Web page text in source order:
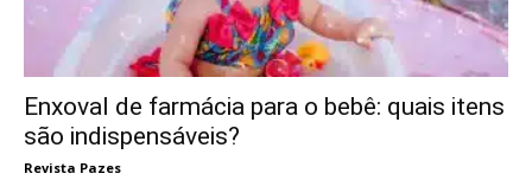
Enxoval de farmácia para o bebê: quais itens
são indispensáveis?
Revista Pazes